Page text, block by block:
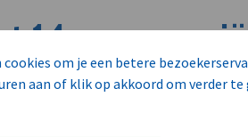
cookies om je een betere
aan of klik op akkoord om verder te
14
bedrijf verkopen?